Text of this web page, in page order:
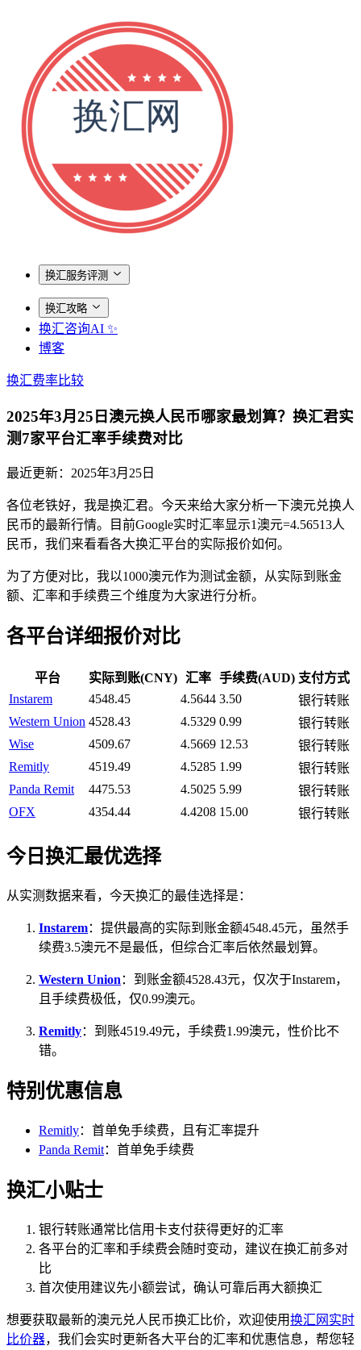
换汇服务评测
换汇攻略
换汇咨询AI ✨
博客
换汇费率比较
2025年3月25日澳元换人民币哪家最划算？换汇君实
测7家平台汇率手续费对比
最近更新： 2025年3月25日
各位老铁好，我是换汇君。今天来给大家分析一下澳元兑换人
民币的最新行情。目前Google实时汇率显示1澳元=4.56513人
民币，我们来看看各大换汇平台的实际报价如何。
为了方便对比，我以1000澳元作为测试金额，从实际到账金
额、汇率和手续费三个维度为大家进行分析。
各平台详细报价对比
平台 实际到账(CNY) 汇率 手续费(AUD) 支付方式
Instarem
4548.45 4.5644 3.50
银行转账
Western Union 4528.43 4.5329 0.99
银行转账
Wise
4509.67 4.5669 12.53
银行转账
Remitly
4519.49 4.5285 1.99
银行转账
Panda Remit
4475.53 4.5025 5.99
银行转账
OFX
4354.44 4.4208 15.00 银行转账
今日换汇最优选择
从实测数据来看，今天换汇的最佳选择是：
Instarem：提供最高的实际到账金额4548.45元，虽然手
续费3.5澳元不是最低，但综合汇率后依然最划算。
Western Union ：到账金额4528.43元，仅次于Instarem，
且手续费极低，仅0.99澳元。
Remitly：到账4519.49元，手续费1.99澳元，性价比不
错。
特别优惠信息
Remitly：首单免手续费，且有汇率提升
Panda Remit：首单免手续费
换汇小贴士
银行转账通常比信用卡支付获得更好的汇率
各平台的汇率和手续费会随时变动，建议在换汇前多对
比
首次使用建议先小额尝试，确认可靠后再大额换汇
想要获取最新的澳元兑人民币换汇比价，欢迎使用换汇网实时
比价器，我们会实时更新各大平台的汇率和优惠信息，帮您轻